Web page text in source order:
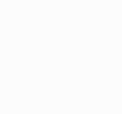
دریل شارژی،